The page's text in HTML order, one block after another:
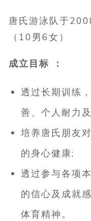
唐氏游泳队于
（10男6女）
成立目标 ：
透过长期训练
善、个人耐力
培养唐氏朋友
的身心健康;
透过参与各项
的信心及成就
体育精神。